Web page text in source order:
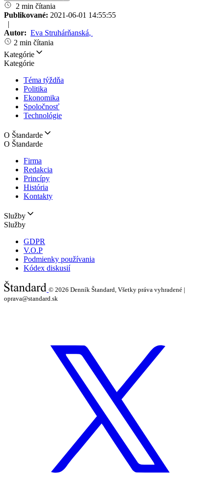
2 min čítania
Publikované: 2021-06-01 14:55:55
|
Autor: Eva Struhárňanská,
2 min čítania
Kategórie
Kategórie
Téma týždňa
Politika
Ekonomika
Spoločnosť
Technológie
O Štandarde
O Štandarde
Firma
Redakcia
Princípy
História
Kontakty
Služby
Služby
GDPR
V.O.P
Podmienky používania
Kódex diskusií
© 2026 Denník Štandard, Všetky práva vyhradené |
oprava@standard.sk